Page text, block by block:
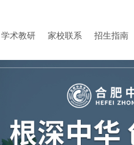
学术教研 家校联系 招生指南